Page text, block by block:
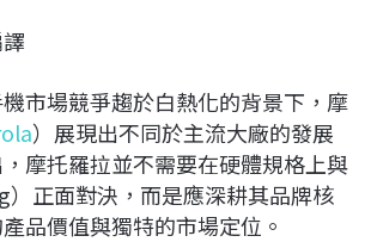
r
a
d
s
e
d
I
n
L
i
n
k
市場競爭趨於白熱化的背景下，摩
）展現出不同於主流大廠的發展
摩托羅拉並不需要在硬體規格上與
）正面對決，而是應深耕其品牌核
品價值與獨特的市場定位。